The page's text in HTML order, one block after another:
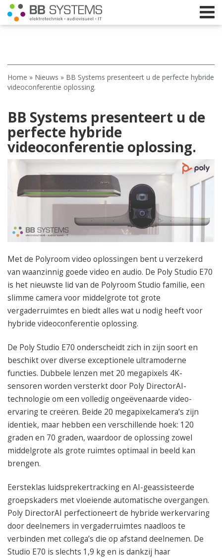
Home
Beeld
Geluid
Elektrotechniek
IT
Webshop
050 – 54 91 662
Route
Home » Nieuws » BB Systems presenteert u de perfecte hybride
videoconferentie oplossing.
BB Systems presenteert u de
perfecte hybride
videoconferentie oplossing.
Met de Polyroom video oplossingen bent u verzekerd
van waanzinnig goede video en audio. De Poly Studio E70
is het nieuwste lid van de Polyroom Studio familie, een
slimme camera voor middelgrote tot grote
vergaderruimtes en biedt alles wat u nodig heeft voor
hybride videoconferentie oplossing.
De Poly Studio E70 onderscheidt zich in zijn soort en
beschikt over diverse exceptionele ultramoderne
functies. Dubbele lenzen met 20 megapixels 4K-
sensoren worden versterkt door Poly DirectorAI-
technologie om een volledig ongeëvenaarde video-
ervaring te creëren. Beide 20 megapixelcamera’s zijn
identiek, maar hebben een verschillende hoek: 120
graden en 70 graden, waardoor de oplossing zowel
middelgrote als grote ruimtes optimaal in beeld kan
brengen.
Eersteklas luidsprekertracking en AI-geassisteerde
groepskaders met vloeiende automatische overgangen.
Poly DirectorAI perfectioneert de hybride werkervaring
door deelnemers in vergaderruimtes naadloos te
verbinden met collega’s die op afstand deelnemen. De
Studio E70 is slechts 1,9 kg en is dankzij haar